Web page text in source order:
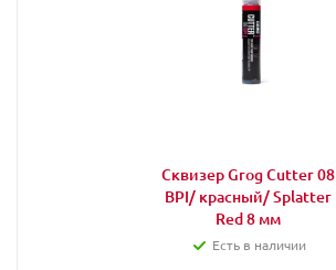
Сквизер Grog Cutter 08
BPI/ красный/ Splatter
Red 8 мм
Есть в наличии